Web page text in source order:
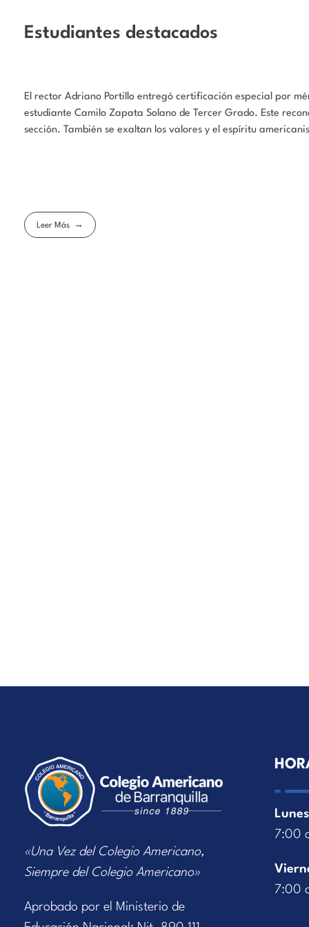
Estudiantes destacados
El rector Adriano Portillo entregó certificación especial por
estudiante Camilo Zapata Solano de Tercer Grado. Este
sección. También se exaltan los valores y el espíritu
Leer Más
«Una Vez del Colegio Americano,
Siempre del Colegio Americano»
Aprobado por el Ministerio de
7:00
7:00